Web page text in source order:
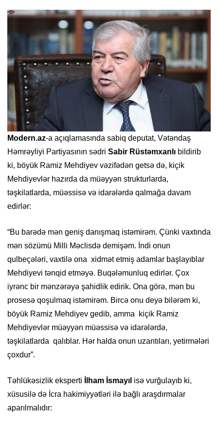
Modern.az-a açıqlamasında sabiq deputat, Vətəndaş
Həmrəyliyi Partiyasının sədri Sabir Rüstəmxanlı bildirib
ki, böyük Ramiz Mehdiyev vəzifədən getsə də, kiçik
Mehdiyevlər hazırda da müəyyən strukturlarda,
təşkilatlarda, müəssisə və idarələrdə qalmağa davam
edirlər:
“Bu barədə mən geniş danışmaq istəmirəm. Çünki vaxtında
mən sözümü Milli Məclisdə demişəm. İndi onun
qulbeçələri, vaxtilə ona xidmət etmiş adamlar başlayıblar
Mehdiyevi tənqid etməyə. Buqələmunluq edirlər. Çox
iyrənc bir mənzərəyə şahidlik edirik. Ona görə, mən bu
prosesə qoşulmaq istəmirəm. Bircə onu deyə bilərəm ki,
böyük Ramiz Mehdiyev gedib, amma kiçik Ramiz
Mehdiyevlər müəyyən müəssisə və idarələrdə,
təşkilatlarda qalıblar. Hər halda onun uzantıları, yetirmələri
çoxdur”.
Təhlükəsizlik eksperti İlham İsmayıl isə vurğulayıb ki,
xüsusilə də İcra hakimiyyətləri ilə bağlı araşdırmalar
aparılmalıdır: